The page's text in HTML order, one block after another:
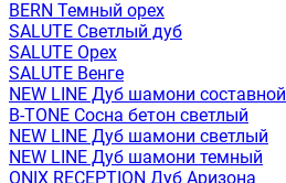
BERN Темный орех
SALUTE Светлый дуб
SALUTE Орех
SALUTE Венге
NEW LINE Дуб шамони составной
B-TONE Сосна бетон светлый
NEW LINE Дуб шамони светлый
NEW LINE Дуб шамони темный
ONIX RECEPTION Дуб Аризона